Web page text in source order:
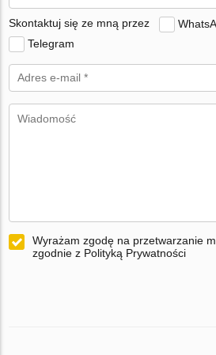
Skontaktuj się ze mną przez
Telegram
Wyrażam zgodę na przetwarzanie
zgodnie z Polityką Prywatności